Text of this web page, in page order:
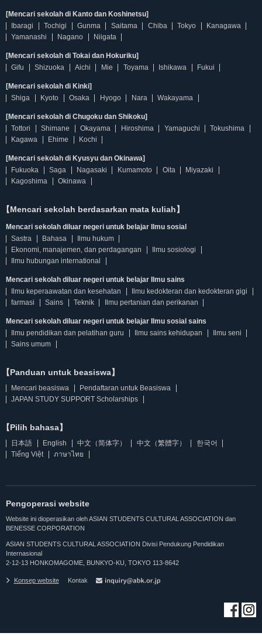
[Mencari sekolah di Kanto dan Koshinetsu]
Ibaragi
Tochigi Gunma Saitama Chiba Tokyo
Kanagawa
Yamanashi
Nagano Niigata
[Mencari sekolah di Tokai dan Hokuriku]
Gifu
Shizuoka Aichi Mie Toyama Ishikawa Fukui
[Mencari sekolah di Kinki]
Shiga
Kyoto Osaka Hyogo Nara Wakayama
[Mencari sekolah di Chugoku dan Shikoku]
Tottori
Shimane Okayama Hiroshima Yamaguchi
Tokushima
Kagawa
Ehime Kochi
[Mencari sekolah di Kyusyu dan Okinawa]
Fukuoka
Saga Nagasaki Kumamoto Oita
Miyazaki
Kagoshima
Okinawa
【Mencari sekolah berdasarkan mata kuliah】
Mencari sekolah diluar negeri untuk belajar Ilmu sosial
Sastra
Bahasa
Ilmu hukum
Ekonomi, manajemen, dan perdagangan
Ilmu sosiologi
Ilmu hubungan international
Mencari sekolah diluar negeri untuk belajar Ilmu sains
Ilmu keperaawatan dan kesehatan
Ilmu kedokteran dan kedokteran gigi
farmasi
Sains Teknik Ilmu pertanian dan perikanan
Mencari sekolah diluar negeri untuk belajar Ilmu sosial sains
Ilmu pendidikan dan pelatihan guru
Ilmu sains kehidupan
Ilmu seni
Sains umum
【Panduan untuk beasiswa】
Mencari beasiswa
Pendaftaran untuk Beasiswa
JAPAN STUDY SUPPORT Scholarships
【Pilih bahasa】
日本語 English 中文（简体字） 中文（繁體字）
한국어
Tiếng Việt
ภาษาไทย
Pengoperasi website
Website ini dioperasikan oleh ASIAN STUDENTS CULTURAL ASSOCIATION dan
BENESSE CORPORATION
ASIAN STUDENTS CULTURAL ASSOCIATION Divisi Pendukung Pendidikan
Internasional
2-12-13 HONKOMAGOME, BUNKYO-KU, TOKYO 113-8642
Konsep website Kontak